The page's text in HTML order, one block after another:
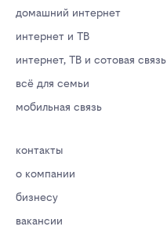
домашний интернет
интернет и ТВ
интернет, ТВ и сотовая связь
всё для семьи
мобильная связь
контакты
о компании
бизнесу
вакансии